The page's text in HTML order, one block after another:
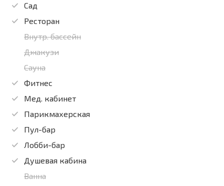
Сад
Ресторан
Внутр. бассейн
Джакузи
Сауна
Фитнес
Мед. кабинет
Парикмахерская
Пул-бар
Лобби-бар
Душевая кабина
Ванна